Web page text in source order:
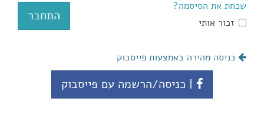
שכחת את הסיסמה?
זכור אותי
כניסה מהירה באמצעות פייסבוק
| כניסה/הרשמה עם פייסבוק